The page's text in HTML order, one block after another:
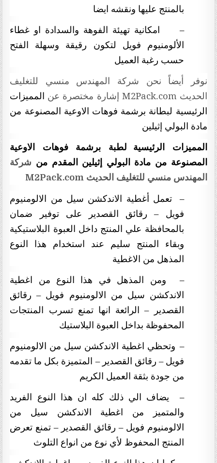
بالمنتج عليها ونقشه ايضا
–
امكانية تهيئة الفوهة والسدادة او غطاء
الألومنيوم فويل لتكون رقيقة وسهلة الفتح
حسب رغبة العميل
نوفر أيضاً نحن شركة المهندس منسي للتغليف
الحديث M2Pack.com إشارة مختصرة عن المميزات
الرئيسية لبطانة برشمة فوهات الاوعية المصنوعة من
مادة البولي إثيلين
المميزات الرئيسية لطبة برشمة فوهات الاوعية
المصنوعة من مادة البولي إثيلينالمقدم من شركة
المهندس منسي للتغليف الحديثM2Pack.com
–
تعمل أغطية الاندكشن سيل من الالومنيوم
فويل – رقائق القصدير على توفير ضمان
بالمحافظة علي المنتج داخل العبوة البلاستيكية
وبقاء المنتج سليم عند استخدام هذا النوع
المذهل من الاغطية
–
ومن المذهل في هذا النوع من اغطية
الاندكشن سيل من الالومنيوم فويل – رقائق
القصدير – الرائعة انها تمنع تسرب المنتجات
المحفوظة بداخل العبوة البلاستيك
– وتحظي اغطية الاندكشن سيل من الالومنيوم
فويل – رقائق القصدير – المتميزة بكل ما تقدمه
من جودة بثقة العميل الكريم
–
يضاف الي ذلك كله ان هذا النوع الفريد
والمتميز من اغطية الاندكشن سيل من
الالومنيوم فويل – رقائق القصدير – تمنع تعرض
المنتج المحفوظ لأي نوع من انواع التلوث